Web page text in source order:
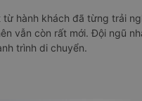
hành khách đã từng trải
vẫn còn rất mới. Đội ngũ
trình di chuyển.